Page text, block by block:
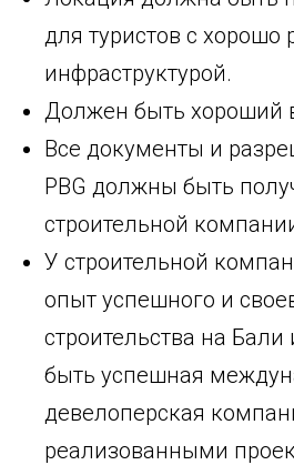
для туристов с хорошо
инфраструктурой.
Должен быть хороший
Все документы и
PBG должны быть
строительной
У строительной
опыт успешного и
строительства на
быть успешная
девелоперская
реализованными